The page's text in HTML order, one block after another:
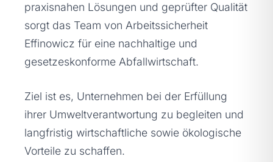
praxisnahen Lösungen und geprüfter Qualität
sorgt das Team von Arbeitssicherheit
Effinowicz für eine nachhaltige und
gesetzeskonforme Abfallwirtschaft.
Ziel ist es, Unternehmen bei der Erfüllung
ihrer Umweltverantwortung zu begleiten und
langfristig wirtschaftliche sowie ökologische
Vorteile zu schaffen.